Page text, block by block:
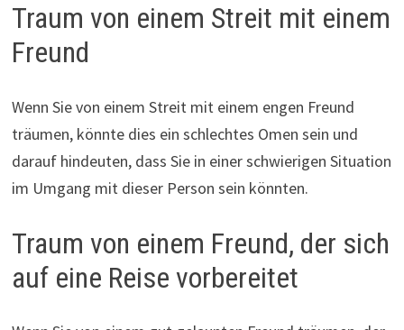
Traum von einem Streit mit einem
Freund
Wenn Sie von einem Streit mit einem engen Freund
träumen, könnte dies ein schlechtes Omen sein und
darauf hindeuten, dass Sie in einer schwierigen Situation
im Umgang mit dieser Person sein könnten.
Traum von einem Freund, der sich
auf eine Reise vorbereitet